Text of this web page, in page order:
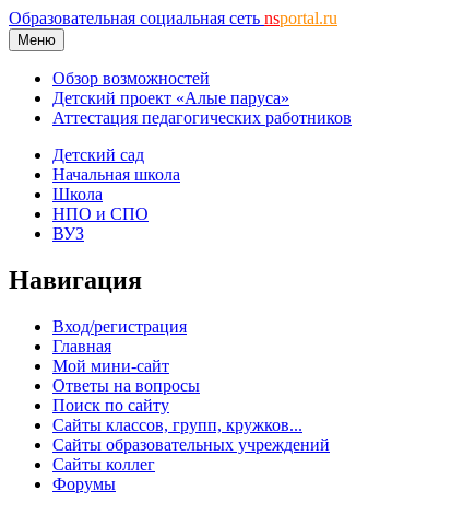
Образовательная социальная сеть nsportal.ru
Меню
Обзор возможностей
Детский проект «Алые паруса»
Аттестация педагогических работников
Детский сад
Начальная школа
Школа
НПО и СПО
ВУЗ
Навигация
Вход/регистрация
Главная
Мой мини-сайт
Ответы на вопросы
Поиск по сайту
Сайты классов, групп, кружков...
Сайты образовательных учреждений
Сайты коллег
Форумы